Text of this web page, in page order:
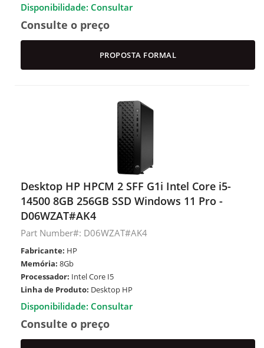
Disponibilidade: Consultar
Consulte o preço
PROPOSTA FORMAL
Desktop HP HPCM 2 SFF G1i Intel Core i5-
14500 8GB 256GB SSD Windows 11 Pro -
D06WZAT#AK4
Part Number#: D06WZAT#AK4
Fabricante: HP
Memória: 8Gb
Processador: Intel Core I5
Linha de Produto: Desktop HP
Disponibilidade: Consultar
Consulte o preço